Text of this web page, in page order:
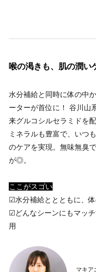
喉の渇きも、肌の潤い
水分補給と同時に体の中
ーターが首位に！ 谷川山
来グルコシルセラミドを
ミネラルも豊富で、いつ
のケアを実現。無味無臭
が◎。
ここがスゴい
☑水分補給ととともに、
☑︎どんなシーンにもマッ
用
マキア